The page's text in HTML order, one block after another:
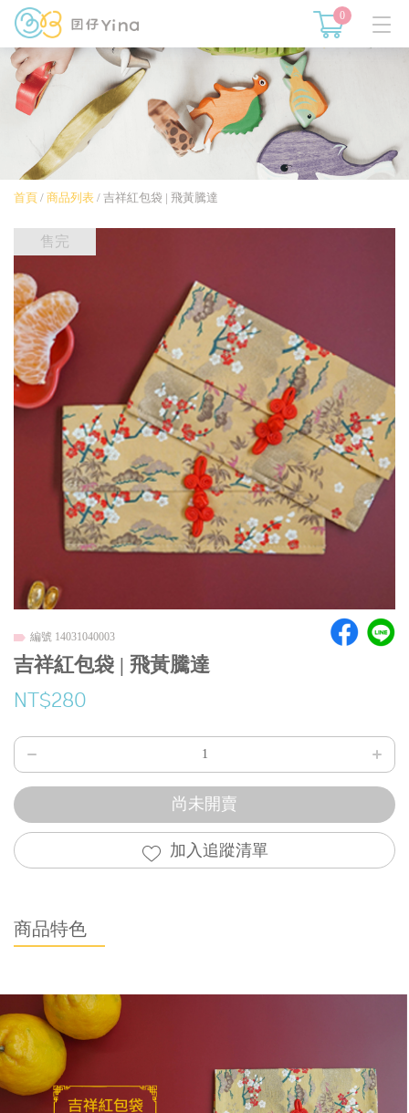
0
首頁 / 商品列表 / 吉祥紅包袋 | 飛黃騰達
售完
編號 14031040003
吉祥紅包袋 | 飛黃騰達
NT$280
尚未開賣
加入追蹤清單
商品特色